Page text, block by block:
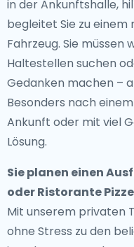
in der Ankunftshalle,
begleitet Sie zu
Fahrzeug. Sie
Haltestellen suchen
Gedanken machen –
Besonders nach
Ankunft oder mit viel
Lösung.
Sie planen einen
oder Ristorante
Mit unserem privaten
ohne Stress zu den